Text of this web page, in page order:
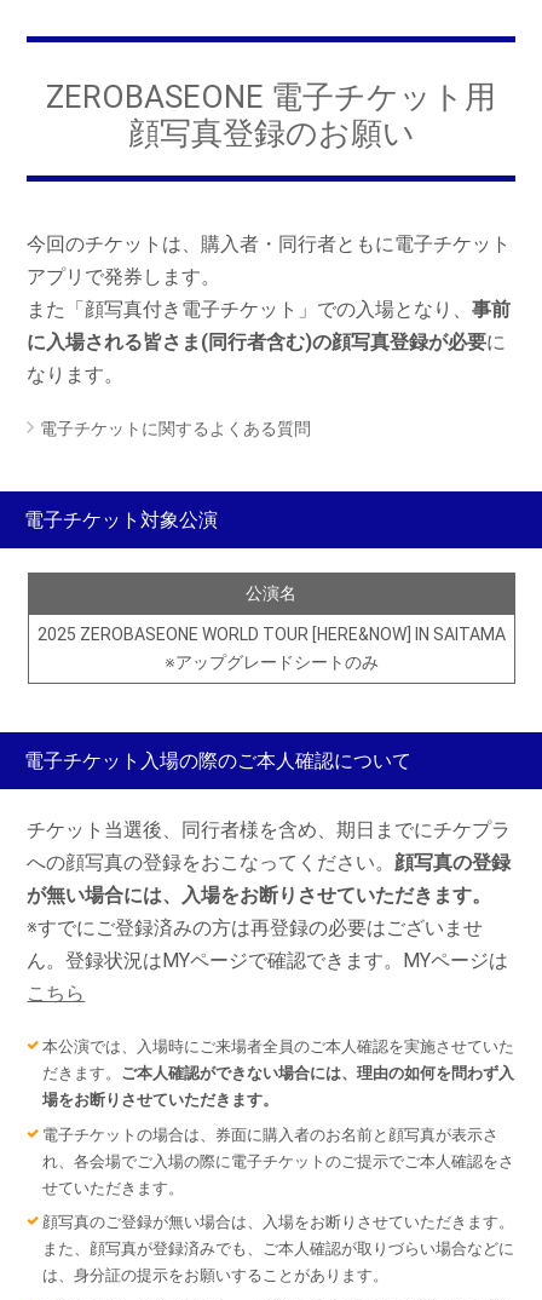
ZEROBASEONE 電子チケット用
顔写真登録のお願い
今回のチケットは、購入者・同行者ともに電子チケット
アプリで発券します。
また「顔写真付き電子チケット」での入場となり、事前
に入場される皆さま(同行者含む)の顔写真登録が必要に
なります。
電子チケットに関するよくある質問
電子チケット対象公演
公演名
2025 ZEROBASEONE WORLD TOUR [HERE&NOW] IN SAITAMA
※アップグレードシートのみ
電子チケット入場の際のご本人確認について
チケット当選後、同行者様を含め、期日までにチケプラ
への顔写真の登録をおこなってください。 顔写真の登録
が無い場合には、入場をお断りさせていただきます。
※すでにご登録済みの方は再登録の必要はございませ
ん。登録状況はMYページで確認できます。MYページは
こちら
本公演では、入場時にご来場者全員のご本人確認を実施させていた
だきます。 ご本人確認ができない場合には、理由の如何を問わず入
場をお断りさせていただきます。
電子チケットの場合は、券面に購入者のお名前と顔写真が表示さ
れ、各会場でご入場の際に電子チケットのご提示でご本人確認をさ
せていただきます。
顔写真のご登録が無い場合は、入場をお断りさせていただきます。
また、顔写真が登録済みでも、ご本人確認が取りづらい場合などに
は、身分証の提示をお願いすることがあります。